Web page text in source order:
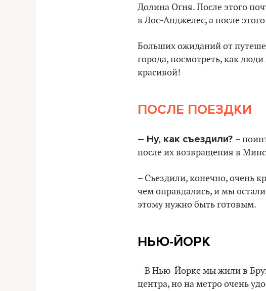
Долина Огня. После этого
в Лос-Анджелес, а после
Больших ожиданий от
города, посмотреть, как
красивой!
ПОСЛЕ ПОЕЗДКИ
– Ну, как съездили? –
после их возвращения в
– Съездили, конечно, очень
чем оправдались, и мы
этому нужно быть готовым.
НЬЮ-ЙОРК
– В Нью-Йорке мы жили в
центра, но на метро очень